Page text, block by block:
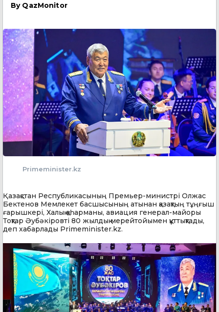
By QazMonitor
Primeminister.kz
Қазақстан Республикасының Премьер-министрі Олжас
Бектенов Мемлекет басшысының атынан қазақтың тұңғыш
ғарышкері, Халық қаһарманы, авиация генерал-майоры
Тоқтар Әубәкіровті 80 жылдық мерейтойымен құттықтады,
деп хабарлады Primeminister.kz.